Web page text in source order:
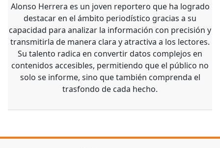
Alonso Herrera es un joven reportero que ha logrado
destacar en el ámbito periodístico gracias a su
capacidad para analizar la información con precisión y
transmitirla de manera clara y atractiva a los lectores.
Su talento radica en convertir datos complejos en
contenidos accesibles, permitiendo que el público no
solo se informe, sino que también comprenda el
trasfondo de cada hecho.